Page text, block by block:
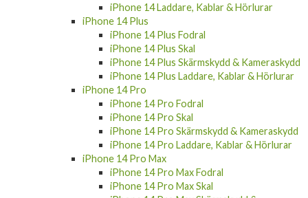
iPhone 14 Laddare, Kablar & Hörlurar
iPhone 14 Plus
iPhone 14 Plus Fodral
iPhone 14 Plus Skal
iPhone 14 Plus Skärmskydd & Kameraskydd
iPhone 14 Plus Laddare, Kablar & Hörlurar
iPhone 14 Pro
iPhone 14 Pro Fodral
iPhone 14 Pro Skal
iPhone 14 Pro Skärmskydd & Kameraskydd
iPhone 14 Pro Laddare, Kablar & Hörlurar
iPhone 14 Pro Max
iPhone 14 Pro Max Fodral
iPhone 14 Pro Max Skal